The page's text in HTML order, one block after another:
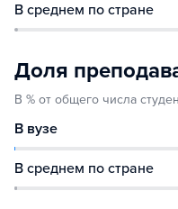
В среднем по стране
Доля
В % от общего числа
В вузе
В среднем по стране